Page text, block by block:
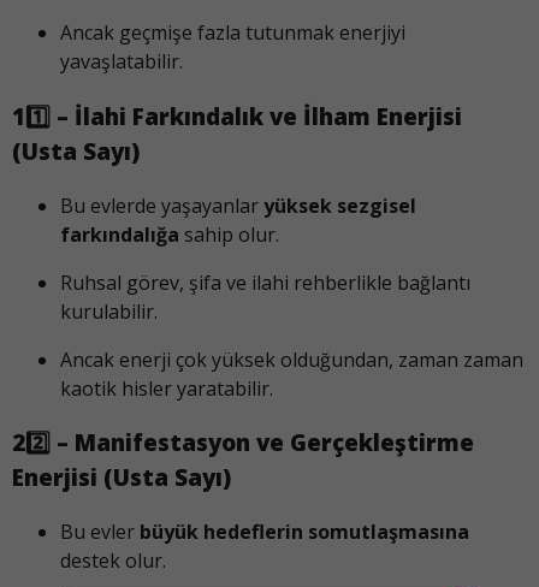
Ancak geçmişe fazla tutunmak enerjiyi
yavaşlatabilir.
11️⃣ – İlahi Farkındalık ve İlham Enerjisi
(Usta Sayı)
Bu evlerde yaşayanlaryüksek sezgisel
farkındalığa sahip olur.
Ruhsal görev, şifa ve ilahi rehberlikle bağlantı
kurulabilir.
Ancak enerji çok yüksek olduğundan, zaman zaman
kaotik hisler yaratabilir.
22️⃣ – Manifestasyon ve Gerçekleştirme
Enerjisi (Usta Sayı)
Bu evler büyük hedeflerin somutlaşmasına
destek olur.